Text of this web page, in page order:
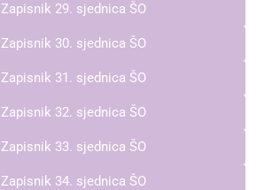
Zapisnik 29. sjednica ŠO
Zapisnik 30. sjednica ŠO
Zapisnik 31. sjednica ŠO
Zapisnik 32. sjednica ŠO
Zapisnik 33. sjednica ŠO
Zapisnik 34. sjednica ŠO